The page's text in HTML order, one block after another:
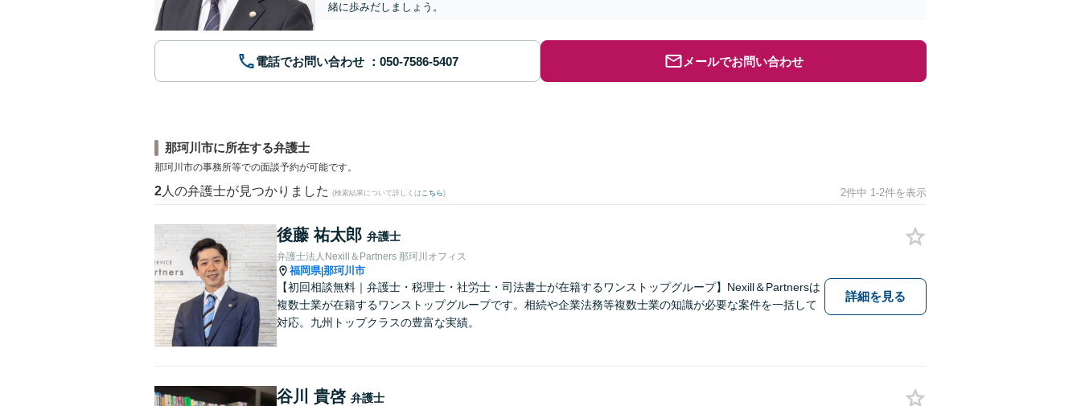
緒に歩みだしましょう。
電話でお問い合わせ メールでお問い合わせ
那珂川市に所在する弁護士
那珂川市の事務所等での面談予約が可能です。
2 人の弁護士が見つかりました (検索結果について詳しくは こちら) 2件中 1-2件を表示
後藤 祐太郎 弁護士
弁護士法人Nexill＆Partners 那珂川オフィス
福岡県|那珂川市
【初回相談無料｜弁護士・税理士・社労士・司法書士が在籍するワンストップグループ】Nexill＆Partnersは
複数士業が在籍するワンストップグループです。相続や企業法務等複数士業の知識が必要な案件を一括して
対応。九州トップクラスの豊富な実績。
詳細を見る
谷川 貴啓 弁護士